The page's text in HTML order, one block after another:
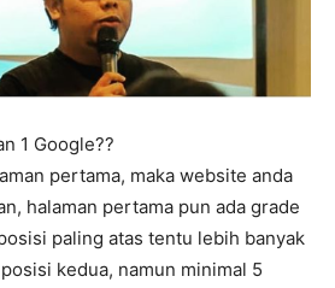
1 Google??
pertama, maka website anda
halaman pertama pun ada grade
paling atas tentu lebih banyak
kedua, namun minimal 5